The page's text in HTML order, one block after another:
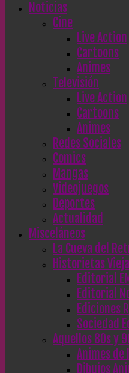
Noticias
Cine
Live Action
Cartoons
Animes
Televisión
Live Action
Cartoons
Animes
Redes Sociales
Comics
Mangas
Videojuegos
Deportes
Actualidad
Misceláneos
La Cueva del
Historietas
Editorial
Editorial
Ediciones
Sociedad
Aquellos 80s y
Animes de
Dibujos